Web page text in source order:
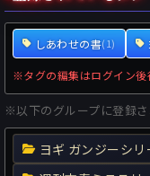
しあわせの書(1)
※タグの編集はログイン後
※以下のグループに登録さ
ヨギ ガンジーシリ